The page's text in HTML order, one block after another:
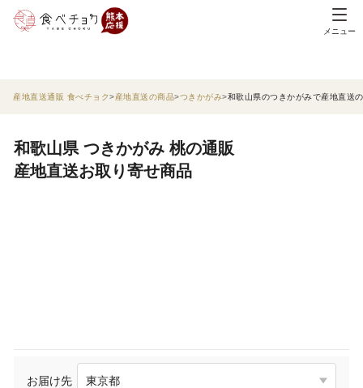
メニュー
産地直送通販 食べチョク 産地直送の商品 つきかがみ 和歌山県のつきかがみで産地直送
和歌山県 つきかがみ 桃の通販
産地直送お取り寄せ商品
お届け先